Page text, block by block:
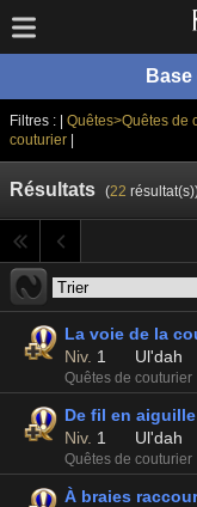
Filtres : | Quêtes>Quêtes de
couturier|
Résultats (22
La voie de la
Niv. 1 Ul'dah
Quêtes de couturier
De fil en aiguille
Niv. 1 Ul'dah
Quêtes de couturier
À braies